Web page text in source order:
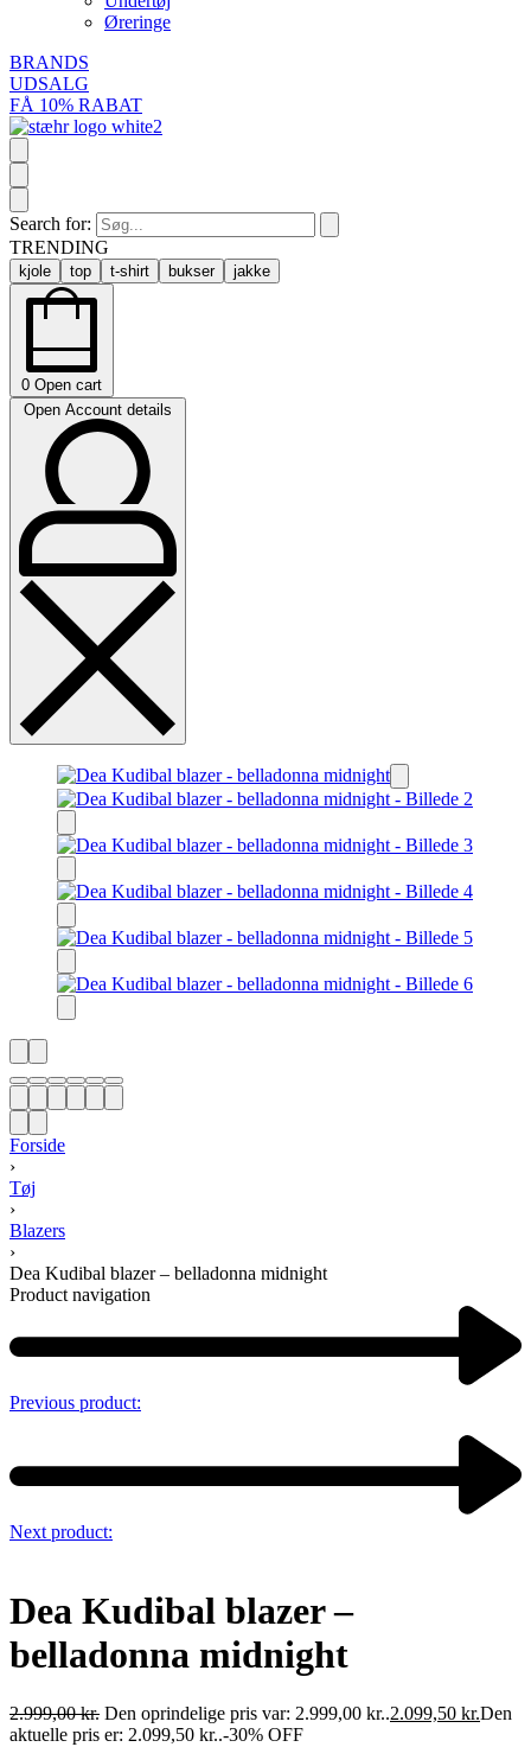
Øreringe
BRANDS
UDSALG
FÅ 10% RABAT
Search for:
TRENDING
kjole top t-shirt bukser jakke
0 Open cart
Open Account details
Forside
›
Tøj
›
Blazers
›
Dea Kudibal blazer – belladonna midnight
Product navigation
Previous product:
Next product:
Dea Kudibal blazer –
belladonna midnight
2.999,00kr. Den oprindelige pris var: 2.999,00 kr..2.099,50 kr.Den
aktuelle pris er: 2.099,50 kr..-30% OFF